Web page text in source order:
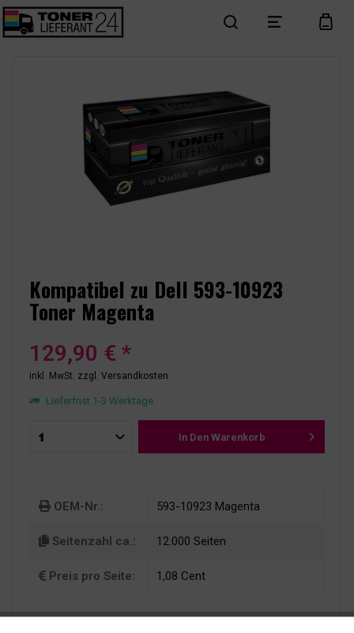
search menu cart
Kompatibel zu Dell 593-10923
Toner Magenta
129,90 € *
inkl. MwSt. zzgl. Versandkosten
Lieferfrist 1-3 Werktage
In Den Warenkorb
OEM-Nr.: 593-10923 Magenta
Seitenzahl ca.: 12.000 Seiten
Preis pro Seite: 1,08 Cent